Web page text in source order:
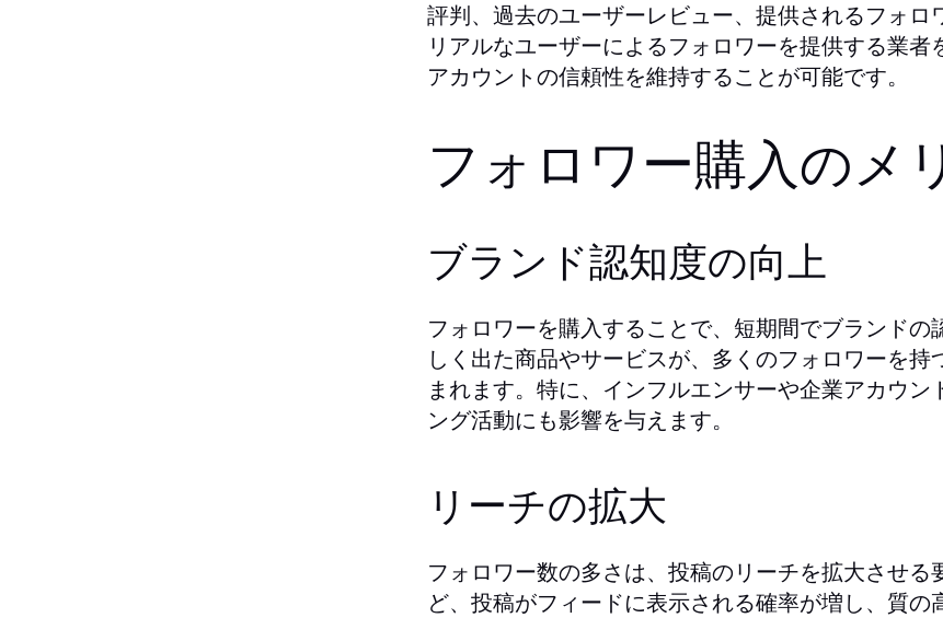
評判、過去のユーザーレビュー、提供されるフォロ
リアルなユーザーによるフォロワーを提供する業者
アカウントの信頼性を維持することが可能です。
フォロワー購入のメ
ブランド認知度の向上
フォロワーを購入することで、短期間でブランド
しく出た商品やサービスが、多くのフォロワーを
まれます。特に、インフルエンサーや企業アカウ
ング活動にも影響を与えます。
リーチの拡大
フォロワー数の多さは、投稿のリーチを拡大させ
ど、投稿がフィードに表示される確率が増し、質